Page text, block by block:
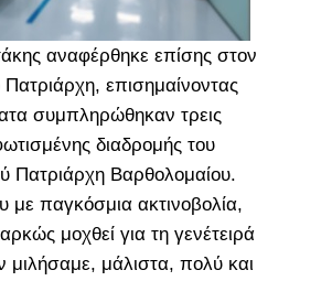
αναφέρθηκε επίσης στον
Πατριάρχη, επισημαίνοντας
συμπληρώθηκαν τρεις
διαδρομής του
Πατριάρχη Βαρθολομαίου.
με παγκόσμια ακτινοβολία,
μοχθεί για τη γενέτειρά
μιλήσαμε, μάλιστα, πολύ και